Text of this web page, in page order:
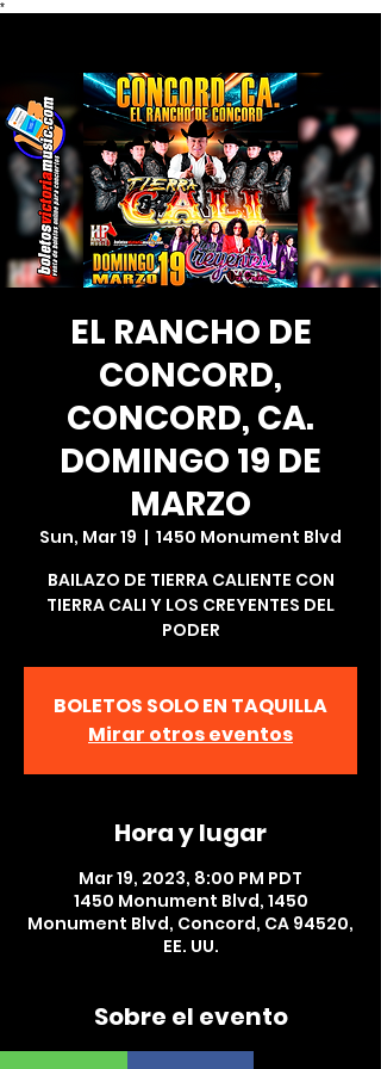
*
EL RANCHO DE
CONCORD,
CONCORD, CA.
DOMINGO 19 DE
MARZO
Sun, Mar 19
  |
1450 Monument Blvd
BAILAZO DE TIERRA CALIENTE CON
TIERRA CALI Y LOS CREYENTES DEL
PODER
BOLETOS SOLO EN TAQUILLA
Mirar otros eventos
Hora y lugar
Mar 19, 2023, 8:00 PM PDT
1450 Monument Blvd, 1450
Monument Blvd, Concord, CA 94520,
EE. UU.
Sobre el evento